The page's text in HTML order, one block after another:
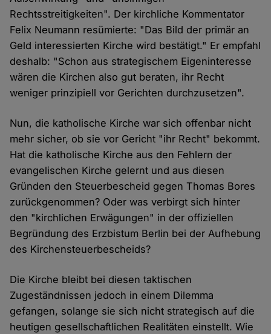
Rechtsstreitigkeiten". Der kirchliche Kommentator
Felix Neumann resümierte: "Das Bild der primär an
Geld interessierten Kirche wird bestätigt." Er empfahl
deshalb: "Schon aus strategischem Eigeninteresse
wären die Kirchen also gut beraten, ihr Recht
weniger prinzipiell vor Gerichten durchzusetzen".
Nun, die katholische Kirche war sich offenbar nicht
mehr sicher, ob sie vor Gericht "ihr Recht" bekommt.
Hat die katholische Kirche aus den Fehlern der
evangelischen Kirche gelernt und aus diesen
Gründen den Steuerbescheid gegen Thomas Bores
zurückgenommen? Oder was verbirgt sich hinter
den "kirchlichen Erwägungen" in der offiziellen
Begründung des Erzbistum Berlin bei der Aufhebung
des Kirchensteuerbescheids?
Die Kirche bleibt bei diesen taktischen
Zugeständnissen jedoch in einem Dilemma
gefangen, solange sie sich nicht strategisch auf die
heutigen gesellschaftlichen Realitäten einstellt. Wie